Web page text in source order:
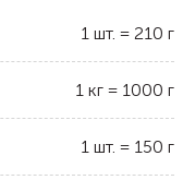
1 шт. = 210 г
1 кг = 1000 г
1 шт. = 150 г